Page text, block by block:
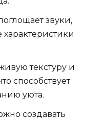
звуки,
характеристики
текстуру и
способствует
уюта.
создавать